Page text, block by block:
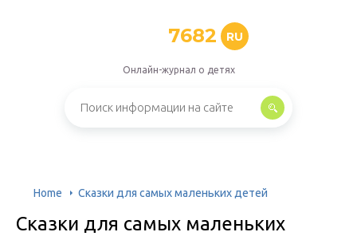
7682 RU
Онлайн-журнал о детях
Home Сказки для самых маленьких детей
Сказки для самых маленьких